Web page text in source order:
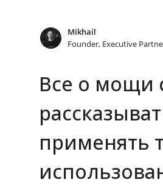
Mikhail
Founder, Executive
Все о мощи
применять